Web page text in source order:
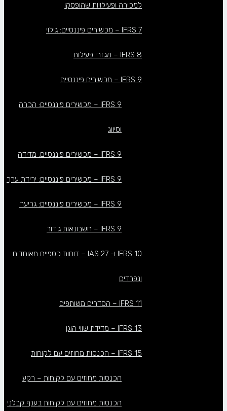
למכירה ופעילויות שהופסקו
IFRS 7 – מכשירים פיננסיים: גילוי
IFRS 8 – מגזרי פעילות
IFRS 9 – מכשירים פיננסיים
IFRS 9 – מכשירים פיננסיים: הכרה
וסיווג
IFRS 9 – מכשירים פיננסיים: מדידה
IFRS 9 – מכשירים פיננסיים: ירידת ערך
IFRS 9 – מכשירים פיננסיים: גריעה
IFRS 9 – חשבונאות גידור
IFRS 10 ו- IAS 27 – דוחות כספיים מאוחדים
ונפרדים
IFRS 11 – הסדרים משותפים
IFRS 13 – מדידת שווי הוגן
IFRS 15 – הכנסות מחוזים עם לקוחות
הכנסות מחוזים עם לקוחות – רקע
הכנסות מחוזים עם לקוחות בענף קבלני